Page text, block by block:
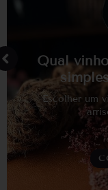
Qual
Escolher um